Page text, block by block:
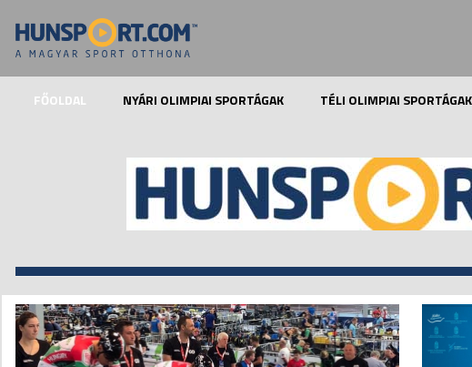
FŐOLDAL NYÁRI OLIMPIAI SPORTÁGAK TÉLI OLIMPIAI SPORTÁGAK